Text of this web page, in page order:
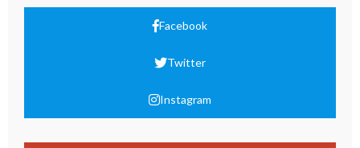
Facebook
Twitter
Instagram